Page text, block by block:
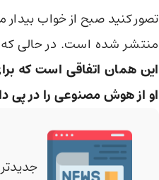
تصور کنید صبح از خواب
منتشر شده است. در حالی که
این همان اتفاقی است که
او از هوش مصنوعی را در پی